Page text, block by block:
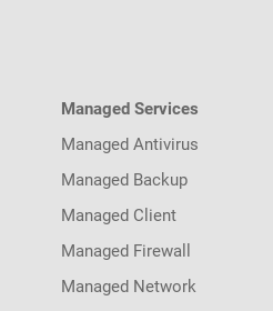
Managed Services
Managed Antivirus
Managed Backup
Managed Client
Managed Firewall
Managed Network